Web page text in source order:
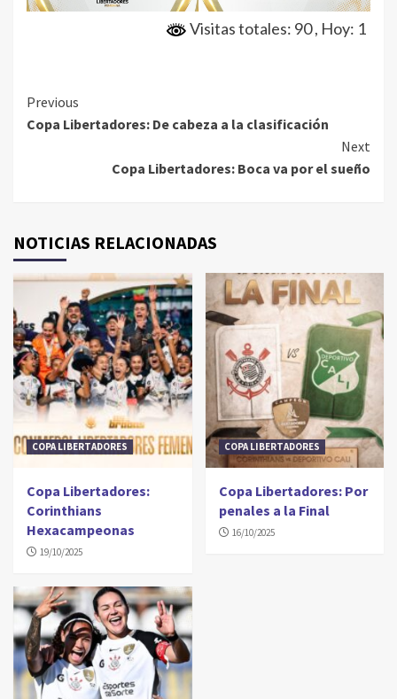
Visitas totales: 90, Hoy: 1
Continue
Reading
Previous
Copa Libertadores: De cabeza a la clasificación
Next
Copa Libertadores: Boca va por el sueño
NOTICIAS RELACIONADAS
COPA LIBERTADORES
Copa Libertadores:
Corinthians
Hexacampeonas
19/10/2025
COPA LIBERTADORES
Copa Libertadores: Por
penales a la Final
16/10/2025